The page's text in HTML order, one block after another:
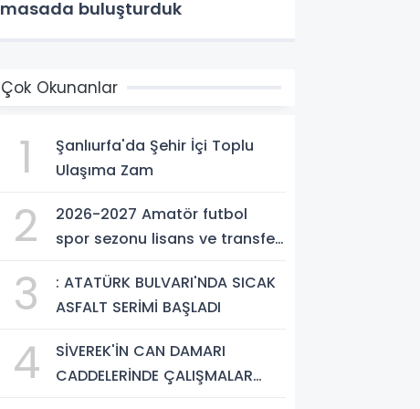
masada buluşturduk
Çok Okunanlar
1
Şanlıurfa'da Şehir İçi Toplu
Ulaşıma Zam
2
2026-2027 Amatör futbol
spor sezonu lisans ve transfer
3
: ATATÜRK BULVARI'NDA SICAK
ASFALT SERİMİ BAŞLADI
4
SİVEREK'İN CAN DAMARI
CADDELERİNDE ÇALIŞMALAR